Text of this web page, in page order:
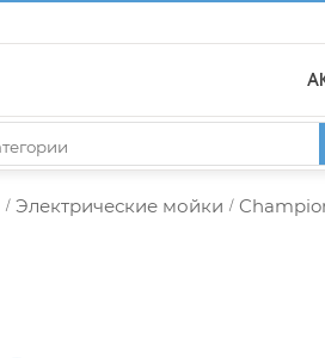
/ Электрические мойки /